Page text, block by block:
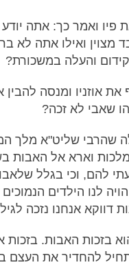
פיו ואמר כך: אתה
מצוין ואילו אתה לא
והעלה במשכורת?
אוזניו ומנסה להבין
שאבי לא זכה?
שהרבי שליט"א מלך
וארא אל האבות
להם, וכי בגלל
לנו הילדים
דווקא אנחנו נזכה
בזכות האבות.
להחדיר את העצם